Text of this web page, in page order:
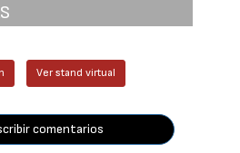
Ver stand virtual
comentarios